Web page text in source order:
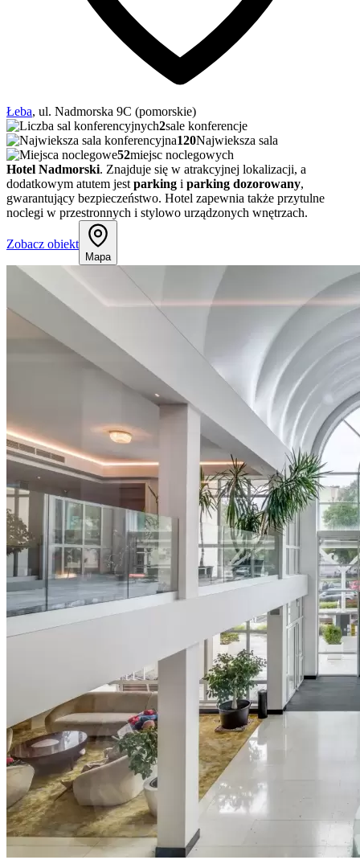
Łeba, ul. Nadmorska 9C (pomorskie)
2sale konferencje
120Najwieksza sala
52miejsc noclegowych
Hotel Nadmorski. Znajduje się w atrakcyjnej lokalizacji, a
dodatkowym atutem jestparking i parking dozorowany,
gwarantujący bezpieczeństwo. Hotel zapewnia także przytulne
noclegi w przestronnych i stylowo urządzonych wnętrzach.
Zobacz obiekt
Mapa